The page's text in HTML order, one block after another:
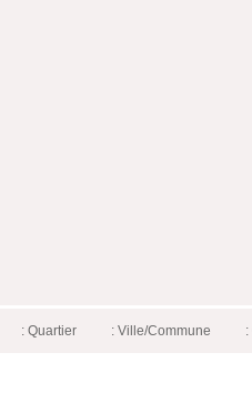
: Quartier : Ville/Commune